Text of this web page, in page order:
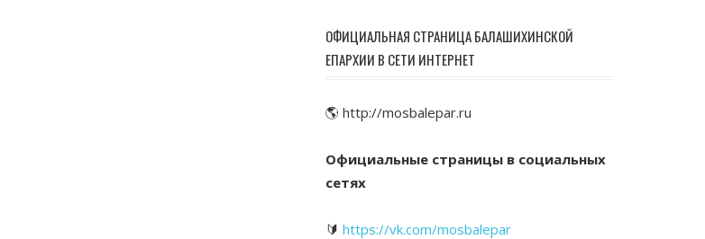
ОФИЦИАЛЬНАЯ СТРАНИЦА БАЛАШИХИНСКОЙ
ЕПАРХИИ В СЕТИ ИНТЕРНЕТ
🌎 http://mosbalepar.ru
Официальные страницы в социальных
сетях
🔰 https://vk.com/mosbalepar